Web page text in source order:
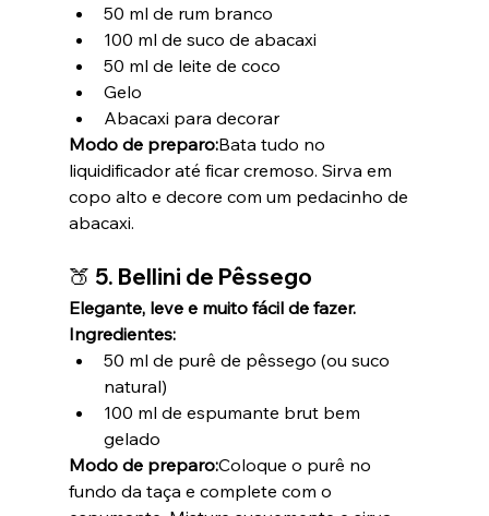
50 ml de rum branco
100 ml de suco de abacaxi
50 ml de leite de coco
Gelo
Abacaxi para decorar
Modo de preparo:Bata tudo no
liquidificador até ficar cremoso. Sirva em
copo alto e decore com um pedacinho de
abacaxi.
🍑 5. Bellini de Pêssego
Elegante, leve e muito fácil de fazer.
Ingredientes:
50 ml de purê de pêssego (ou suco
natural)
100 ml de espumante brut bem
gelado
Modo de preparo:Coloque o purê no
fundo da taça e complete com o